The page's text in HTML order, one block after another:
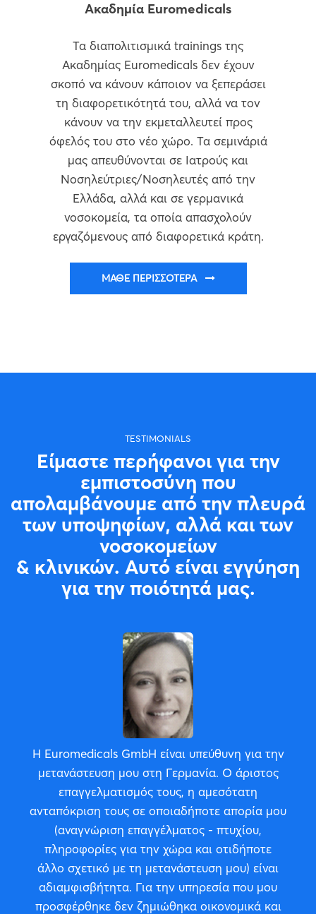
Ακαδημία Euromedicals
Τα διαπολιτισμικά trainings της
Ακαδημίας Euromedicals δεν έχουν
σκοπό να κάνουν κάποιον να ξεπεράσει
τη διαφορετικότητά του, αλλά να τον
κάνουν να την εκμεταλλευτεί προς
όφελός του στο νέο χώρο. Τα σεμινάριά
μας απευθύνονται σε Ιατρούς και
Νοσηλεύτριες/Νοσηλευτές από την
Ελλάδα, αλλά και σε γερμανικά
νοσοκομεία, τα οποία απασχολούν
εργαζόμενους από διαφορετικά κράτη.
ΜΆΘΕ ΠΕΡΙΣΣΌΤΕΡΑ
TESTIMONIALS
Είμαστε περήφανοι για την
εμπιστοσύνη που
απολαμβάνουμε από την πλευρά
των υποψηφίων, αλλά και των
νοσοκομείων
& κλινικών. Αυτό είναι εγγύηση
για την ποιότητά μας.
Η Euromedicals GmbH είναι υπεύθυνη για την
μετανάστευση μου στη Γερμανία. Ο άριστος
επαγγελματισμός τους, η αμεσότατη
ανταπόκριση τους σε οποιαδήποτε απορία μου
(αναγνώριση επαγγέλματος - πτυχίου,
πληροφορίες για την χώρα και οτιδήποτε
άλλο σχετικό με τη μετανάστευση μου) είναι
αδιαμφισβήτητα. Για την υπηρεσία που μου
προσφέρθηκε δεν ζημιώθηκα οικονομικά και